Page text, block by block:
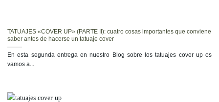
TATUAJES «COVER UP» (PARTE II): cuatro cosas importantes que conviene
saber antes de hacerse un tatuaje cover
En esta segunda entrega en nuestro Blog sobre los tatuajes cover up os
vamos a...